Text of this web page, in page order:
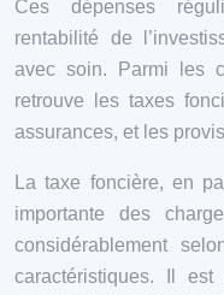
Ces dépenses
rentabilité de
avec soin. Parmi les
retrouve les taxes
assurances, et les
La taxe foncière, en
importante des
considérablement
caractéristiques. Il